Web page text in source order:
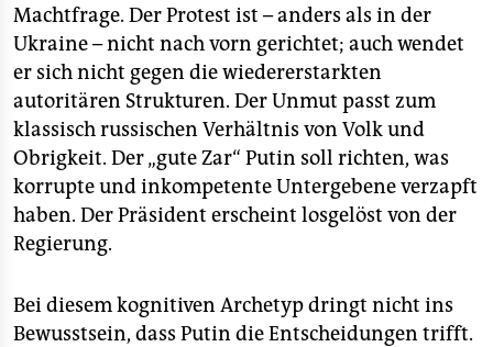
genossenschaft
epaper login
Machtfrage. Der Protest ist – anders als in der
Ukraine – nicht nach vorn gerichtet; auch wendet
er sich nicht gegen die wiedererstarkten
autoritären Strukturen. Der Unmut passt zum
klassisch russischen Verhältnis von Volk und
Obrigkeit. Der „gute Zar“ Putin soll richten, was
korrupte und inkompetente Untergebene verzapft
haben. Der Präsident erscheint losgelöst von der
Regierung.
Bei diesem kognitiven Archetyp dringt nicht ins
Bewusstsein, dass Putin die Entscheidungen trifft.